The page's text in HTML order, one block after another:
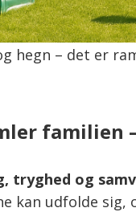
hegn – det er
tryghed og
kan udfolde sig,